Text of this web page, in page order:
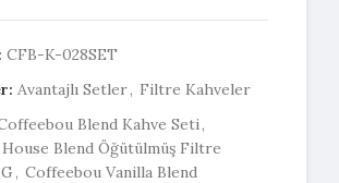
CFB-K-028SET
Avantajlı Setler, Filtre Kahveler
Blend Kahve Seti ,
Blend Öğütülmüş Filtre
, Coffeebou Vanilla Blend